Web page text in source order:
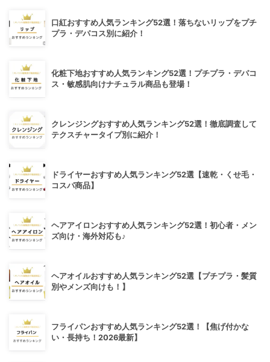
口紅おすすめ人気ランキング52選！落ちないリップをプチ
プラ・デパコス別に紹介！
化粧下地おすすめ人気ランキング52選！プチプラ・デパコ
ス・敏感肌向けナチュラル商品も登場！
クレンジングおすすめ人気ランキング52選！徹底調査して
テクスチャータイプ別に紹介！
ドライヤーおすすめ人気ランキング52選【速乾・くせ毛・
コスパ商品】
ヘアアイロンおすすめ人気ランキング52選！初心者・メン
ズ向け・海外対応も♪
ヘアオイルおすすめ人気ランキング52選【プチプラ・髪質
別やメンズ向けも！】
フライパンおすすめ人気ランキング52選！【焦げ付かな
い・長持ち！2026最新】